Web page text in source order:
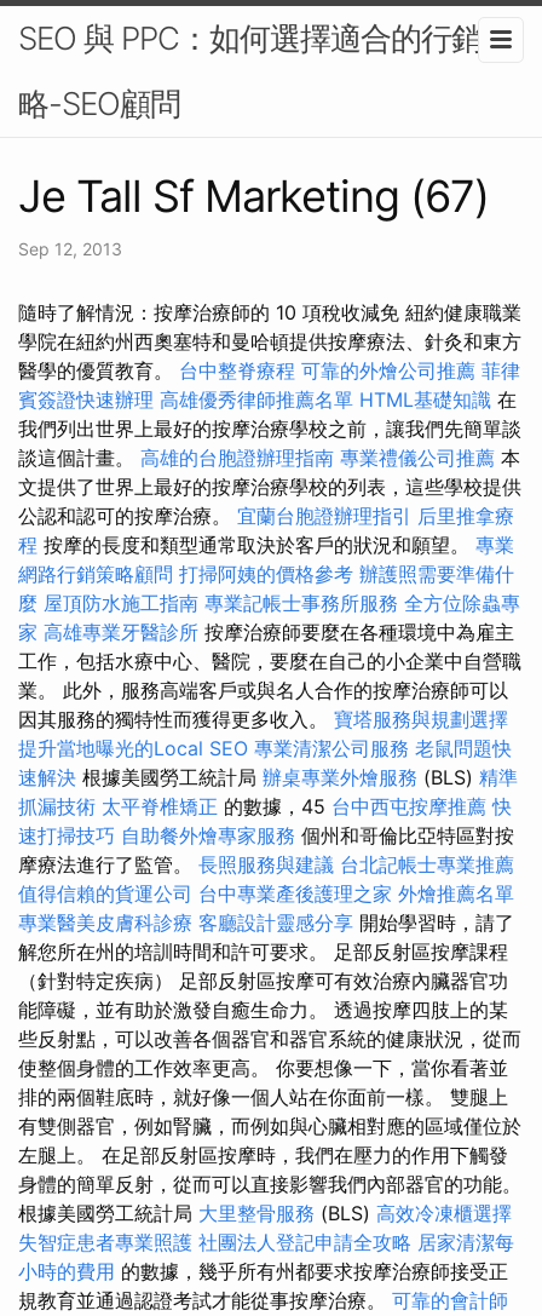
SEO 與 PPC：如何選擇適合的行銷策
略-SEO顧問
Je Tall Sf Marketing (67)
Sep 12, 2013
隨時了解情況：按摩治療師的 10 項稅收減免 紐約健康職業
學院在紐約州西奧塞特和曼哈頓提供按摩療法、針灸和東方
醫學的優質教育。 台中整脊療程 可靠的外燴公司推薦 菲律
賓簽證快速辦理 高雄優秀律師推薦名單 HTML基礎知識 在
我們列出世界上最好的按摩治療學校之前，讓我們先簡單談
談這個計畫。 高雄的台胞證辦理指南 專業禮儀公司推薦 本
文提供了世界上最好的按摩治療學校的列表，這些學校提供
公認和認可的按摩治療。 宜蘭台胞證辦理指引 后里推拿療
程 按摩的長度和類型通常取決於客戶的狀況和願望。 專業
網路行銷策略顧問 打掃阿姨的價格參考 辦護照需要準備什
麼 屋頂防水施工指南 專業記帳士事務所服務 全方位除蟲專
家 高雄專業牙醫診所 按摩治療師要麼在各種環境中為雇主
工作，包括水療中心、醫院，要麼在自己的小企業中自營職
業。 此外，服務高端客戶或與名人合作的按摩治療師可以
因其服務的獨特性而獲得更多收入。 寶塔服務與規劃選擇
提升當地曝光的Local SEO 專業清潔公司服務 老鼠問題快
速解決 根據美國勞工統計局 辦桌專業外燴服務 (BLS) 精準
抓漏技術 太平脊椎矯正 的數據，45 台中西屯按摩推薦快
速打掃技巧 自助餐外燴專家服務 個州和哥倫比亞特區對按
摩療法進行了監管。 長照服務與建議 台北記帳士專業推薦
值得信賴的貨運公司 台中專業產後護理之家 外燴推薦名單
專業醫美皮膚科診療 客廳設計靈感分享 開始學習時，請了
解您所在州的培訓時間和許可要求。 足部反射區按摩課程
（針對特定疾病） 足部反射區按摩可有效治療內臟器官功
能障礙，並有助於激發自癒生命力。 透過按摩四肢上的某
些反射點，可以改善各個器官和器官系統的健康狀況，從而
使整個身體的工作效率更高。 你要想像一下，當你看著並
排的兩個鞋底時，就好像一個人站在你面前一樣。 雙腿上
有雙側器官，例如腎臟，而例如與心臟相對應的區域僅位於
左腿上。 在足部反射區按摩時，我們在壓力的作用下觸發
身體的簡單反射，從而可以直接影響我們內部器官的功能。
根據美國勞工統計局 大里整骨服務 (BLS) 高效冷凍櫃選擇
失智症患者專業照護 社團法人登記申請全攻略 居家清潔每
小時的費用 的數據，幾乎所有州都要求按摩治療師接受正
規教育並通過認證考試才能從事按摩治療。 可靠的會計師